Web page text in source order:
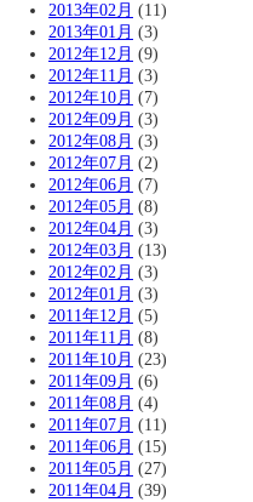
2013年02月 (11)
2013年01月 (3)
2012年12月 (9)
2012年11月 (3)
2012年10月 (7)
2012年09月 (3)
2012年08月 (3)
2012年07月 (2)
2012年06月 (7)
2012年05月 (8)
2012年04月 (3)
2012年03月 (13)
2012年02月 (3)
2012年01月 (3)
2011年12月 (5)
2011年11月 (8)
2011年10月 (23)
2011年09月 (6)
2011年08月 (4)
2011年07月 (11)
2011年06月 (15)
2011年05月 (27)
2011年04月 (39)